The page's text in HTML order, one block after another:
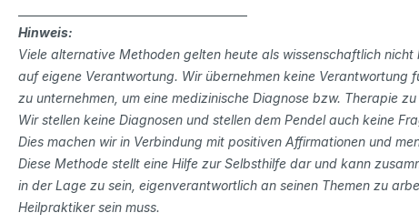
Hinweis:
Viele alternative Methoden gelten heute als wissenschaftlich
auf eigene Verantwortung. Wir übernehmen keine
zu unternehmen, um eine medizinische Diagnose bzw. Therapie
Wir stellen keine Diagnosen und stellen dem Pendel auch keine
Dies machen wir in Verbindung mit positiven Affirmationen und
Diese Methode stellt eine Hilfe zur Selbsthilfe dar und kann
in der Lage zu sein, eigenverantwortlich an seinen Themen zu
Heilpraktiker sein muss.